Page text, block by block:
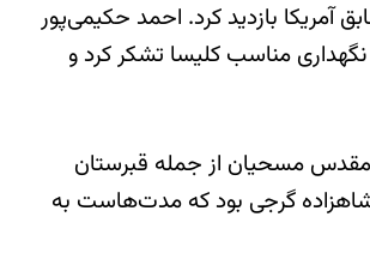
بازدید کرد. احمد حکیمی‌پور
مناسب کلیسا تشکر کرد و
مقدس مسحیان از جمله قبرستان
گرجی بود که مدت‌هاست به